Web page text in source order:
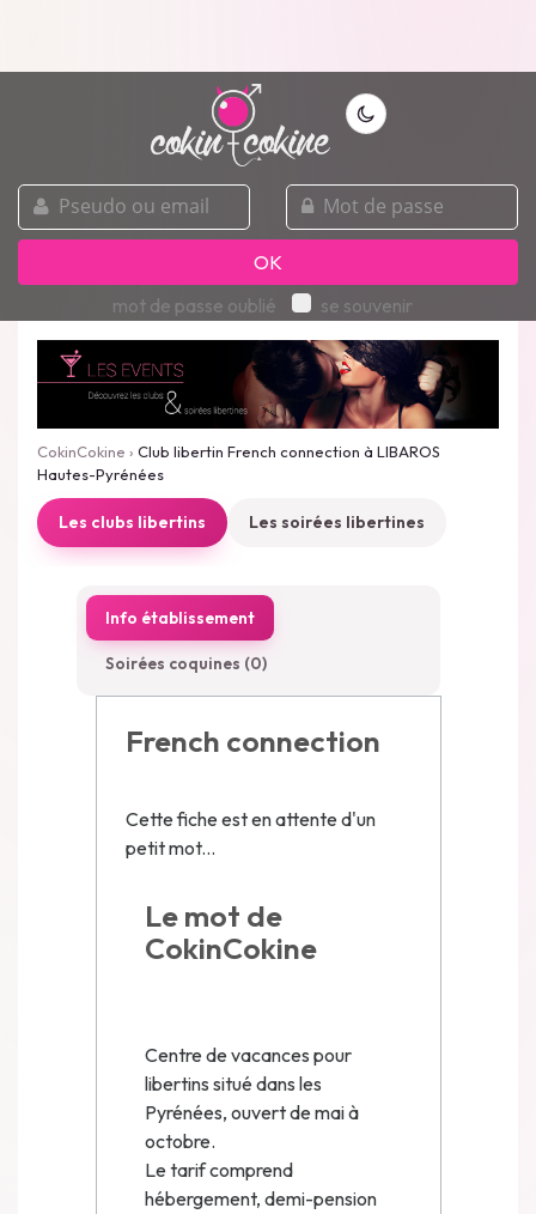
pseudo
ou
email
mot
de
passe
OK
mot de passe oublié
se souvenir
CokinCokine › Club libertin French connection à LIBAROS
Hautes-Pyrénées
Les clubs libertins Les soirées libertines
Info établissement
Soirées coquines (0)
French connection
Cette fiche est en attente d'un
petit mot...
Le mot de
CokinCokine
Centre de vacances pour
libertins situé dans les
Pyrénées, ouvert de mai à
octobre.
Le tarif comprend
hébergement, demi-pension